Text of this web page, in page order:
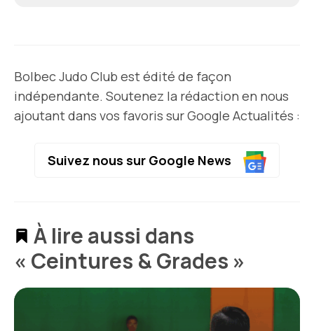
Bolbec Judo Club est édité de façon
indépendante. Soutenez la rédaction en nous
ajoutant dans vos favoris sur Google Actualités :
Suivez nous sur Google News
À lire aussi dans
« Ceintures & Grades »